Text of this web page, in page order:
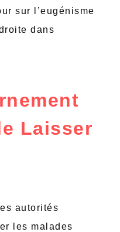
sur l’eugénisme
dans
Laisser
autorités
les malades